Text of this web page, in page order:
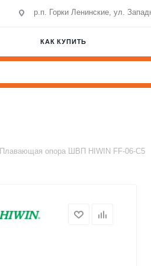
р.п. Горки Ленинские, ул.
КАК КУПИТЬ
Плавающая опора ШВП HIWIN FF-06-C5